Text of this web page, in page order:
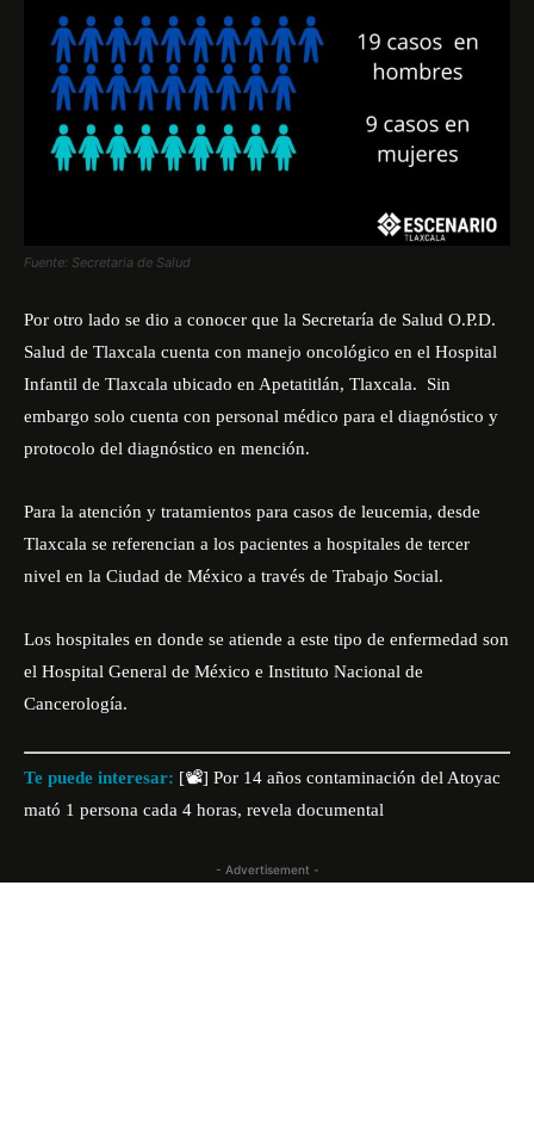
Fuente: Secretaria de Salud
Por otro lado se dio a conocer que la Secretaría de Salud O.P.D.
Salud de Tlaxcala cuenta con manejo oncológico en el Hospital
Infantil de Tlaxcala ubicado en Apetatitlán, Tlaxcala. Sin
embargo solo cuenta con personal médico para el diagnóstico y
protocolo del diagnóstico en mención.
Para la atención y tratamientos para casos de leucemia, desde
Tlaxcala se referencian a los pacientes a hospitales de tercer
nivel en la Ciudad de México a través de Trabajo Social.
Los hospitales en donde se atiende a este tipo de enfermedad son
el Hospital General de México e Instituto Nacional de
Cancerología.
Te puede interesar: [📽] Por 14 años contaminación del Atoyac
mató 1 persona cada 4 horas, revela documental
- Advertisement -